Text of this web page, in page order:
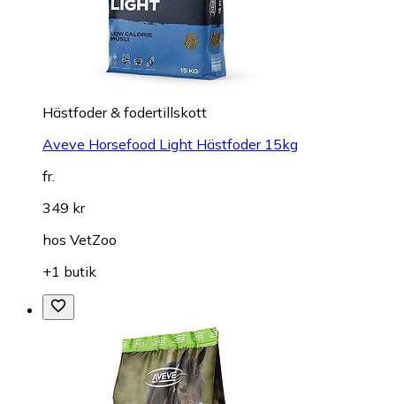
Hästfoder & fodertillskott
Aveve Horsefood Light Hästfoder 15kg
fr.
349 kr
hos VetZoo
+1 butik